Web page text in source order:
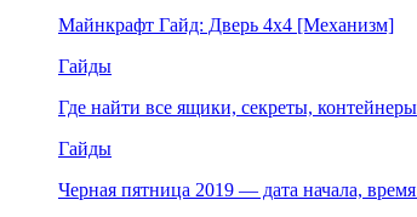
Майнкрафт Гайд: Дверь 4х4 [Механизм]
Гайды
Где найти все ящики, секреты,
Гайды
Черная пятница 2019 — дата начала,